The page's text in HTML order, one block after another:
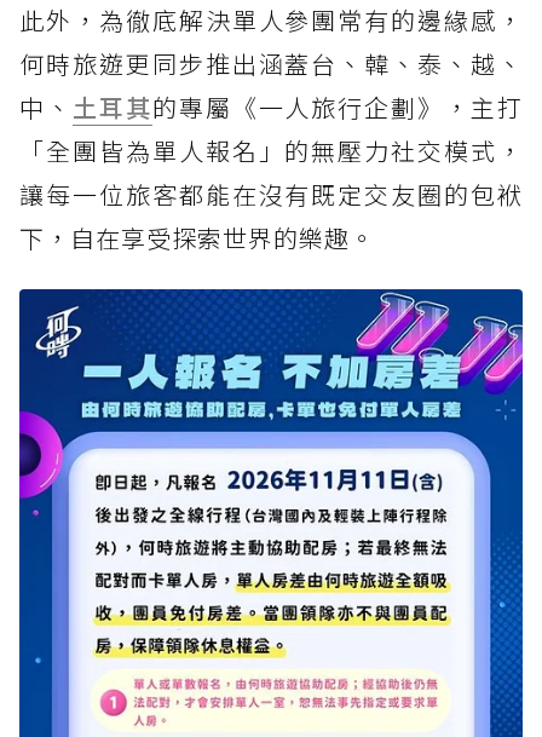
此外，為徹底解決單人參團常有的邊緣感，
何時旅遊更同步推出涵蓋台、韓、泰、越、
中、 土耳其的專屬《一人旅行企劃》，主打
「全團皆為單人報名」的無壓力社交模式，
讓每一位旅客都能在沒有既定交友圈的包袱
下，自在享受探索世界的樂趣。